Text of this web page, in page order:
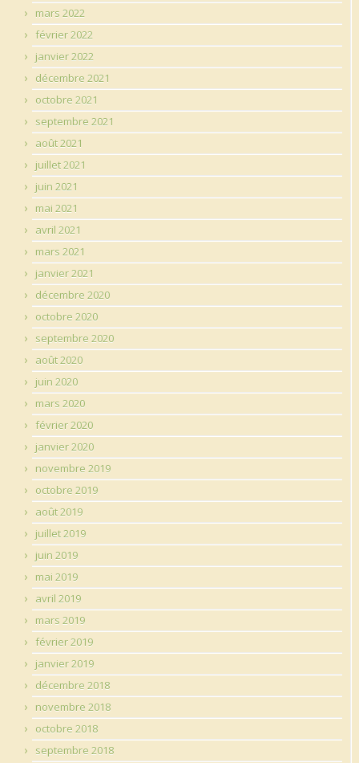
mars 2022
février 2022
janvier 2022
décembre 2021
octobre 2021
septembre 2021
août 2021
juillet 2021
juin 2021
mai 2021
avril 2021
mars 2021
janvier 2021
décembre 2020
octobre 2020
septembre 2020
août 2020
juin 2020
mars 2020
février 2020
janvier 2020
novembre 2019
octobre 2019
août 2019
juillet 2019
juin 2019
mai 2019
avril 2019
mars 2019
février 2019
janvier 2019
décembre 2018
novembre 2018
octobre 2018
septembre 2018